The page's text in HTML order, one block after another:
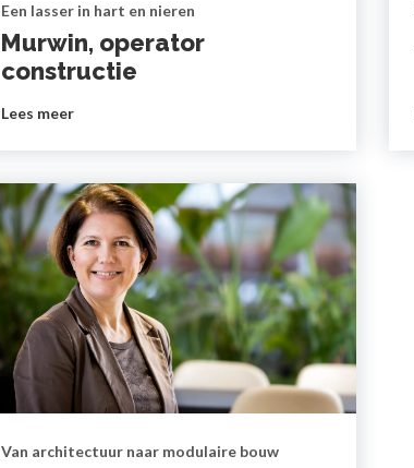
Een lasser in hart en nieren
Murwin, operator
constructie
Lees meer
Van architectuur naar modulaire bouw